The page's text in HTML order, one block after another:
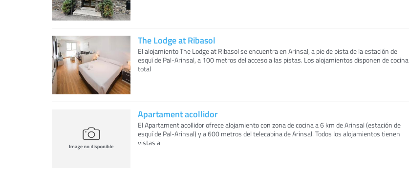
The Lodge at Ribasol
El alojamiento The Lodge at Ribasol se encuentra en Arinsal, a pie de pista de la estación de
esquí de Pal-Arinsal, a 100 metros del acceso a las pistas. Los alojamientos disponen de cocina
total
Apartament acollidor
El Apartament acollidor ofrece alojamiento con zona de cocina a 6 km de Arinsal (estación de
esquí de Pal-Arinsal) y a 600 metros del telecabina de Arinsal. Todos los alojamientos tienen
vistas a